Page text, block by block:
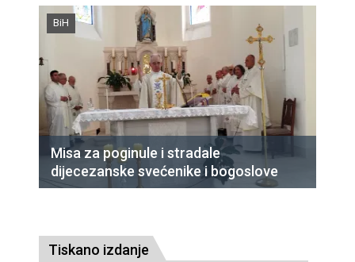
BiH
Misa za poginule i stradale
dijecezanske svećenike i bogoslove
Tiskano izdanje